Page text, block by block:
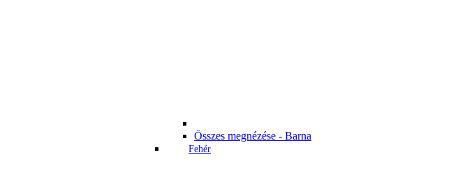
Összes megnézése - Barna
Fehér